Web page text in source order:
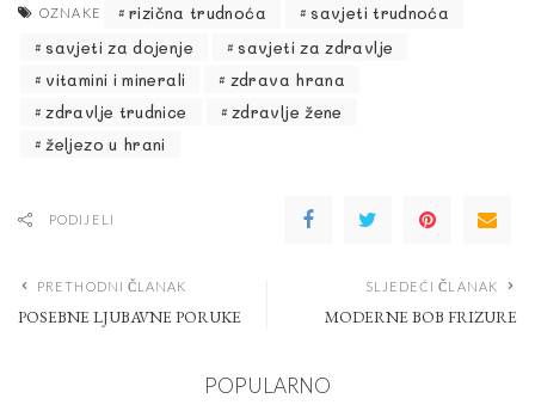
OZNAKE rizična trudnoća
savjeti trudnoća
savjeti za dojenje
savjeti za zdravlje
vitamini i minerali
zdrava hrana
zdravlje trudnice
zdravlje žene
željezo u hrani
PODIJELI
PRETHODNI ČLANAK
POSEBNE LJUBAVNE PORUKE
SLJEDEĆI ČLANAK
MODERNE BOB FRIZURE
POPULARNO